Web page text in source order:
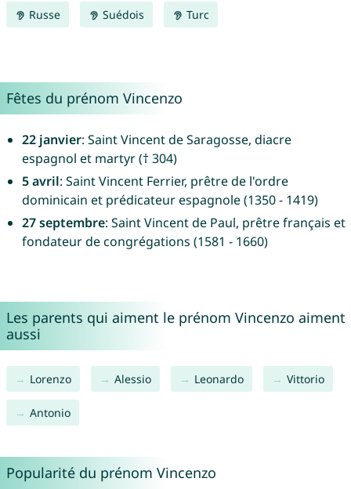
Russe Suédois Turc
Fêtes du prénom Vincenzo
22 janvier: Saint Vincent de Saragosse, diacre
espagnol et martyr († 304)
5 avril: Saint Vincent Ferrier, prêtre de l'ordre
dominicain et prédicateur espagnole (1350 - 1419)
27 septembre: Saint Vincent de Paul, prêtre français et
fondateur de congrégations (1581 - 1660)
Les parents qui aiment le prénom Vincenzo aiment
aussi
Lorenzo Alessio Leonardo Vittorio
Antonio
Popularité du prénom Vincenzo